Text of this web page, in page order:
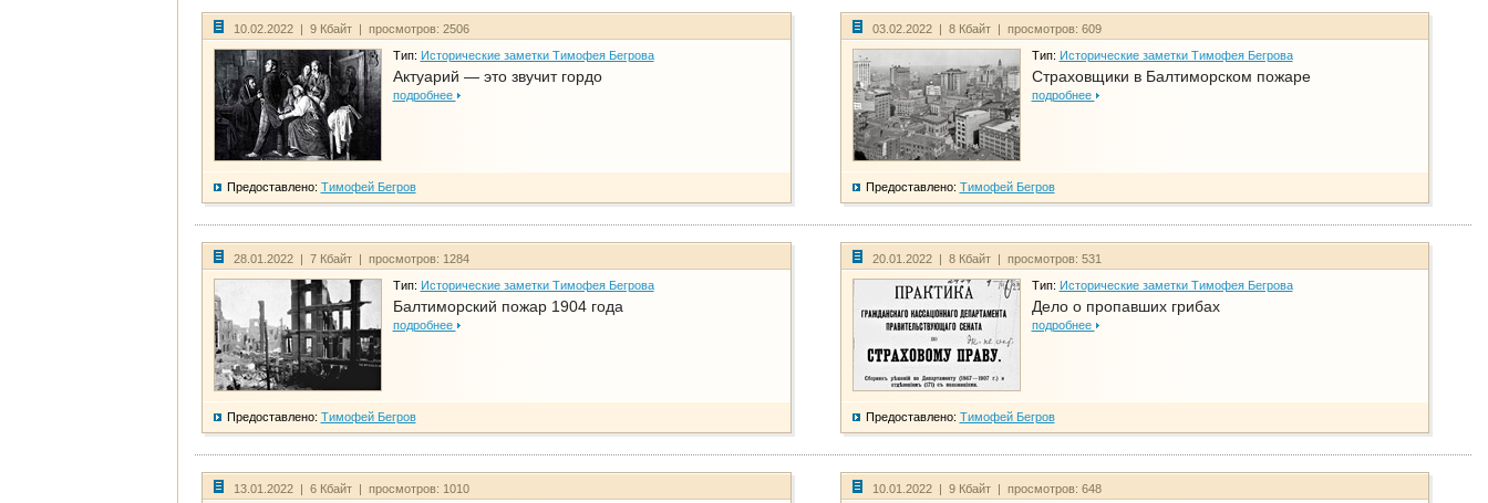
10.02.2022 | 9 Кбайт | просмотров: 2506
Тип: Исторические заметки Тимофея Бегрова
Актуарий — это звучит гордо
подробнее
Предоставлено: Тимофей Бегров
03.02.2022 | 8 Кбайт | просмотров: 609
Тип: Исторические заметки Тимофея Бегрова
Страховщики в Балтиморском пожаре
подробнее
Предоставлено: Тимофей Бегров
28.01.2022 | 7 Кбайт | просмотров: 1284
Тип: Исторические заметки Тимофея Бегрова
Балтиморский пожар 1904 года
подробнее
Предоставлено: Тимофей Бегров
20.01.2022 | 8 Кбайт | просмотров: 531
Тип: Исторические заметки Тимофея Бегрова
Дело о пропавших грибах
подробнее
Предоставлено: Тимофей Бегров
13.01.2022 | 6 Кбайт | просмотров: 1010 10.01.2022 | 9 Кбайт | просмотров: 648